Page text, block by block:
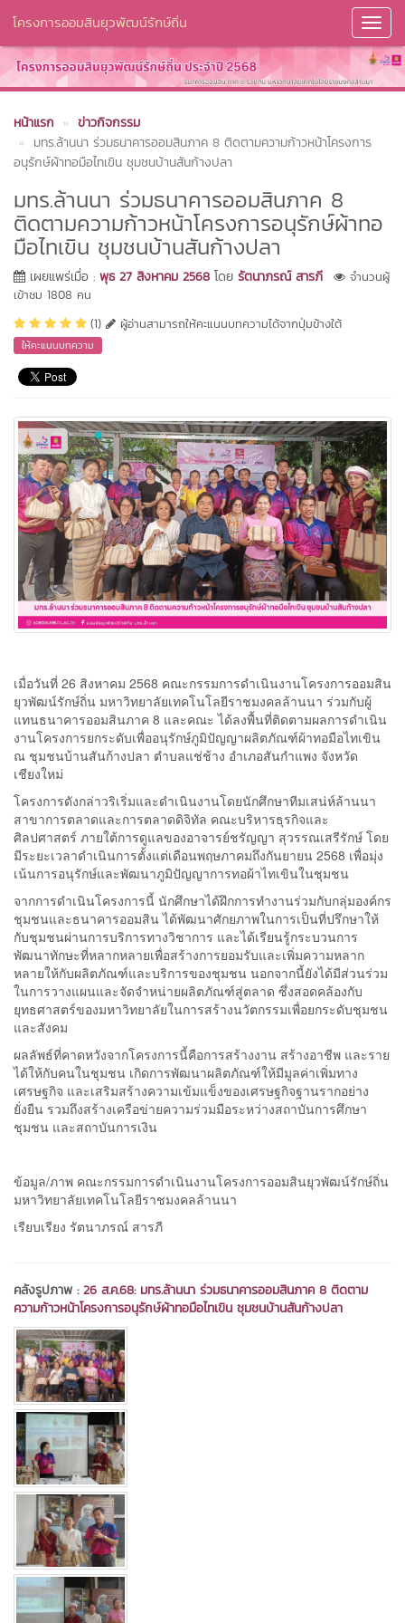
โครงการออมสินยุวพัฒน์รักษ์ถิ่น
หน้าแรก
ข่าวกิจกรรม
มทร.ล้านนา ร่วมธนาคารออมสินภาค 8 ติดตามความก้าวหน้าโครงการ
อนุรักษ์ผ้าทอมือไทเขิน ชุมชนบ้านสันก้างปลา
มทร.ล้านนา ร่วมธนาคารออมสินภาค 8
ติดตามความก้าวหน้าโครงการอนุรักษ์ผ้าทอ
มือไทเขิน ชุมชนบ้านสันก้างปลา
เผยแพร่เมื่อ : พุธ 27 สิงหาคม 2568 โดย รัตนาภรณ์ สารภี
จำนวนผู้
เข้าชม 1808 คน
(1)
ผู้อ่านสามารถให้คะแนนบทความได้จากปุ่มข้างใต้
ให้คะแนนบทความ
เมื่อวันที่ 26 สิงหาคม 2568 คณะกรรมการดำเนินงานโครงการออมสิน
ยุวพัฒน์รักษ์ถิ่น มหาวิทยาลัยเทคโนโลยีราชมงคลล้านนา ร่วมกับผู้
แทนธนาคารออมสินภาค 8 และคณะ ได้ลงพื้นที่ติดตามผลการดำเนิน
งานโครงการยกระดับเพื่ออนุรักษ์ภูมิปัญญาผลิตภัณฑ์ผ้าทอมือไทเขิน
ณ ชุมชนบ้านสันก้างปลา ตำบลแช่ช้าง อำเภอสันกำแพง จังหวัด
เชียงใหม่
โครงการดังกล่าวริเริ่มและดำเนินงานโดยนักศึกษาทีมเสน่ห์ล้านนา
สาขาการตลาดและการตลาดดิจิทัล คณะบริหารธุรกิจและ
ศิลปศาสตร์ ภายใต้การดูแลของอาจารย์ชรัญญา สุวรรณเสรีรักษ์ โดย
มีระยะเวลาดำเนินการตั้งแต่เดือนพฤษภาคมถึงกันยายน 2568 เพื่อมุ่ง
เน้นการอนุรักษ์และพัฒนาภูมิปัญญาการทอผ้าไทเขินในชุมชน
จากการดำเนินโครงการนี้ นักศึกษาได้ฝึกการทำงานร่วมกับกลุ่มองค์กร
ชุมชนและธนาคารออมสิน ได้พัฒนาศักยภาพในการเป็นที่ปรึกษาให้
กับชุมชนผ่านการบริการทางวิชาการ และได้เรียนรู้กระบวนการ
พัฒนาทักษะที่หลากหลายเพื่อสร้างการยอมรับและเพิ่มความหลาก
หลายให้กับผลิตภัณฑ์และบริการของชุมชน นอกจากนี้ยังได้มีส่วนร่วม
ในการวางแผนและจัดจำหน่ายผลิตภัณฑ์สู่ตลาด ซึ่งสอดคล้องกับ
ยุทธศาสตร์ของมหาวิทยาลัยในการสร้างนวัตกรรมเพื่อยกระดับชุมชน
และสังคม
ผลลัพธ์ที่คาดหวังจากโครงการนี้คือการสร้างงาน สร้างอาชีพ และราย
ได้ให้กับคนในชุมชน เกิดการพัฒนาผลิตภัณฑ์ให้มีมูลค่าเพิ่มทาง
เศรษฐกิจ และเสริมสร้างความเข้มแข็งของเศรษฐกิจฐานรากอย่าง
ยั่งยืน รวมถึงสร้างเครือข่ายความร่วมมือระหว่างสถาบันการศึกษา
ชุมชน และสถาบันการเงิน
ข้อมูล/ภาพ คณะกรรมการดำเนินงานโครงการออมสินยุวพัฒน์รักษ์ถิ่น
มหาวิทยาลัยเทคโนโลยีราชมงคลล้านนา
เรียบเรียง รัตนาภรณ์ สารภี
คลังรูปภาพ :26 ส.ค.68: มทร.ล้านนา ร่วมธนาคารออมสินภาค 8 ติดตาม
ความก้าวหน้าโครงการอนุรักษ์ผ้าทอมือไทเขิน ชุมชนบ้านสันก้างปลา